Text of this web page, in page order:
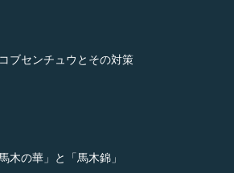
ブセンチュウとその対策
馬木の華」と「馬木錦」